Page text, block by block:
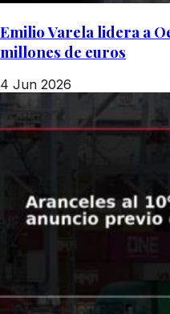
Emilio Varela lidera a
millones de euros
4 Jun 2026